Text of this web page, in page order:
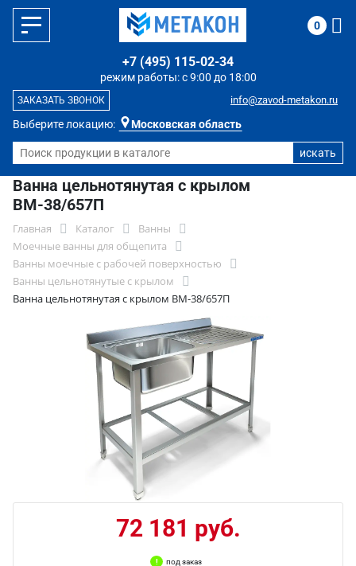
Выберите локацию: Московская область
режим работы: с 9:00 до 18:00
+7 (495) 115-02-34
info@zavod-metakon.ru
ЗАКАЗАТЬ ЗВОНОК
0
Ванна цельнотянутая с крылом
ВМ-38/657П
Главная Каталог
Ванны
Моечные ванны для общепита
Ванны моечные с рабочей поверхностью
Ванны цельнотянутые с крылом
Ванна цельнотянутая с крылом ВМ-38/657П
72 181 руб.
под заказ